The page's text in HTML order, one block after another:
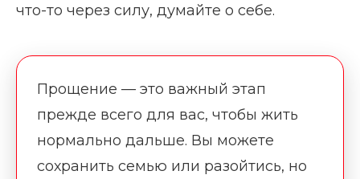
что-то через силу, думайте о себе.
Прощение — это важный этап
прежде всего для вас, чтобы жить
нормально дальше. Вы можете
сохранить семью или разойтись, но